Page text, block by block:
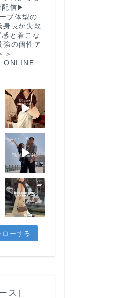
配信▶️
ブ体型の
長が失敗
と着こな
の個性 ア
＞
ONLINE
ローする
ス］